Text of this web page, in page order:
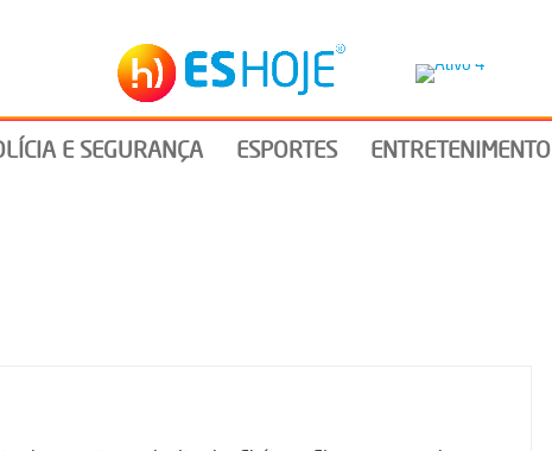
E SEGURANÇA ESPORTES ENTRETENIMENTO